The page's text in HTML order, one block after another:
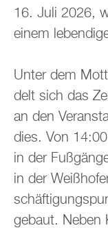
16. Juli 2026,
einem
Unter dem
delt sich das
an den
dies. Von
in der
in der
ge­baut. Neben